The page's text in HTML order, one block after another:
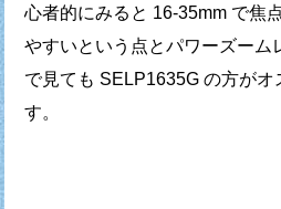
心者的にみると 16-35mm で焦
やすいという点とパワーズーム
で見ても SELP1635G の方がオ
す。